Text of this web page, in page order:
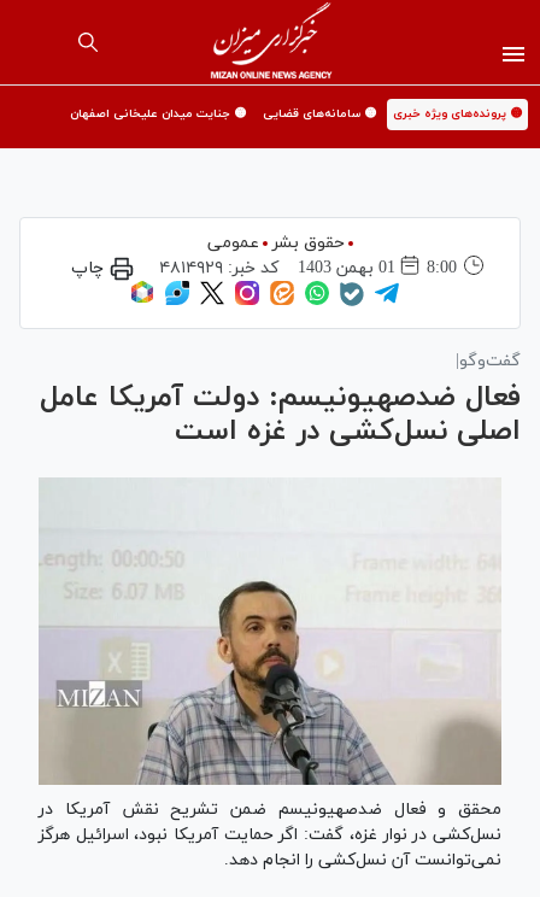
🟡 پرونده‌های ویژه خبری 🟡 سامانه‌های قضایی 🟡 جنایت میدان علیخانی اصفهان
حقوق بشر
عمومی
8:00
01 بهمن 1403 کد خبر: ۴۸۱۴۹۲۹ چاپ
گفت‌و‌گو|
فعال ضدصهیونیسم: دولت آمریکا عامل
اصلی نسل‌کشی در غزه است
محقق و فعال ضدصهیونیسم ضمن تشریح نقش آمریکا در
نسل‌کشی در نوار غزه، گفت: اگر حمایت آمریکا نبود، اسرائیل هرگز
نمی‌توانست آن نسل‌کشی را انجام دهد.